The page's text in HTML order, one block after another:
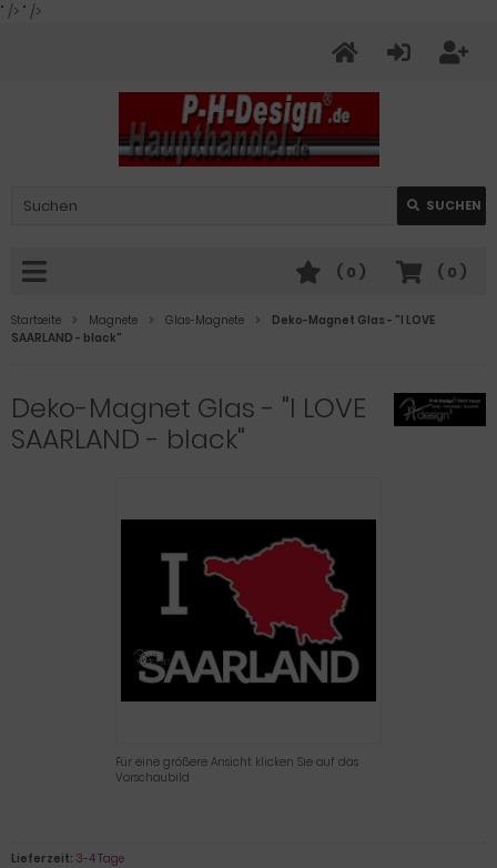
" /> " />
SUCHEN
( 0 )
( 0 )
Startseite Magnete Glas-Magnete
Deko-Magnet Glas - "I LOVE
SAARLAND - black"
Deko-Magnet Glas - "I LOVE
SAARLAND - black"
Für eine größere Ansicht klicken Sie auf das
Vorschaubild
Lieferzeit: 3-4 Tage